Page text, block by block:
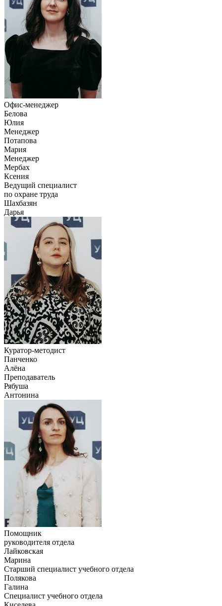
Офис-менеджер
Белова
Юлия
Менеджер
Потапова
Мария
Менеджер
Мербах
Ксения
Ведущий специалист
по охране труда
Шахбазян
Дарья
Куратор-методист
Панченко
Алёна
Преподаватель
Рябуша
Антонина
Помощник
руководителя отдела
Лайковская
Марина
Старший специалист учебного отдела
Полякова
Галина
Специалист учебного отдела